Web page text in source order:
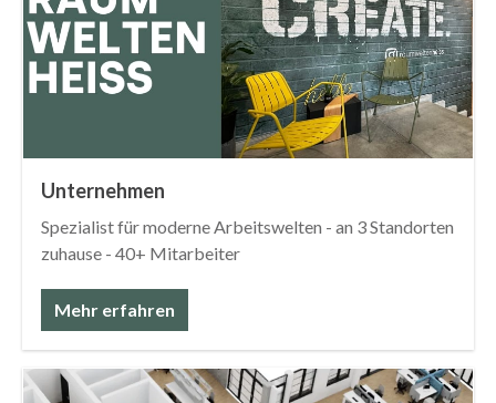
Unternehmen
Spezialist für moderne Arbeitswelten - an 3 Standorten
zuhause - 40+ Mitarbeiter
Mehr erfahren